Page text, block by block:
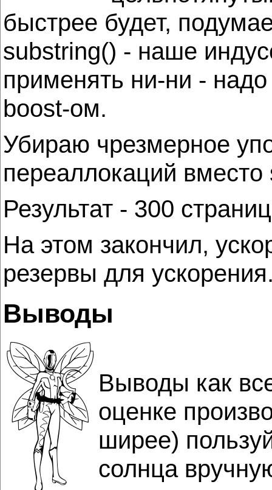
быстрее будет,
substring() - наше
применять ни-ни -
boost-ом.
Убираю чрезмерное
переаллокаций
Результат - 300
На этом закончил,
резервы для
Выводы
Выводы как
оценке
ширее)
солнца